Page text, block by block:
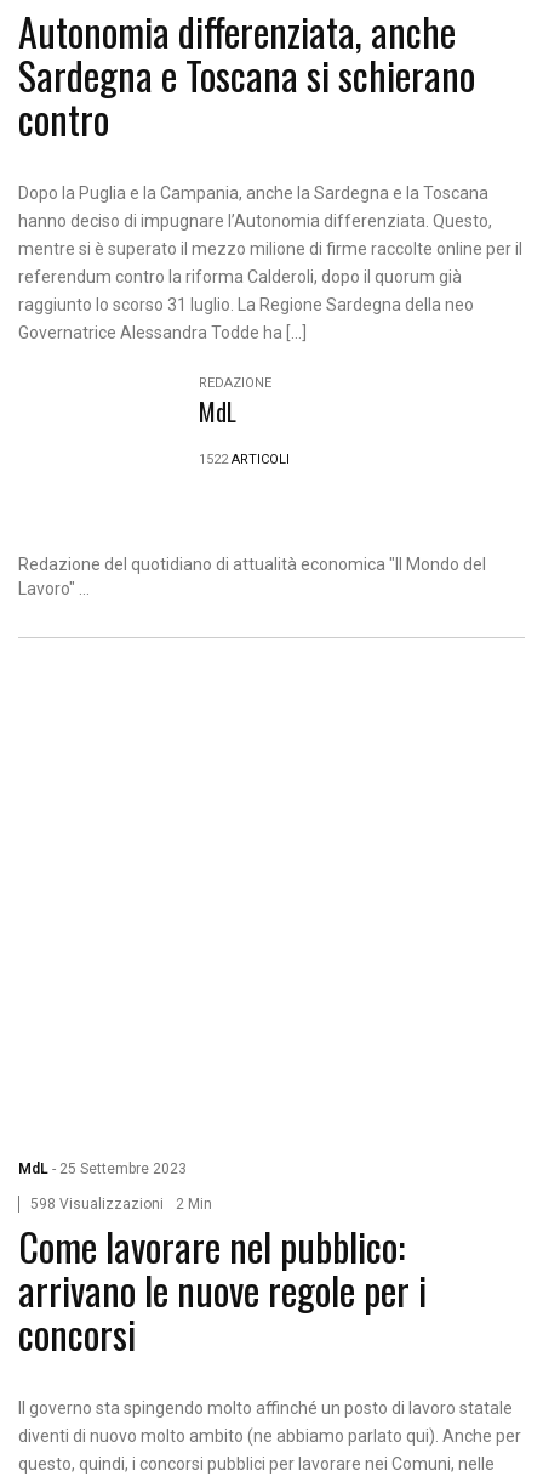
Autonomia differenziata, anche
Sardegna e Toscana si schierano
contro
Dopo la Puglia e la Campania, anche la Sardegna e la Toscana
hanno deciso di impugnare l’Autonomia differenziata. Questo,
mentre si è superato il mezzo milione di firme raccolte online per il
referendum contro la riforma Calderoli, dopo il quorum già
raggiunto lo scorso 31 luglio. La Regione Sardegna della neo
Governatrice Alessandra Todde ha […]
REDAZIONE
MdL
1522ARTICOLI
Redazione del quotidiano di attualità economica "Il Mondo del
Lavoro" ...
MdL - 25 Settembre 2023
598 Visualizzazioni 2 Min
Come lavorare nel pubblico:
arrivano le nuove regole per i
concorsi
Il governo sta spingendo molto affinché un posto di lavoro statale
diventi di nuovo molto ambito (ne abbiamo parlato qui). Anche per
questo, quindi, i concorsi pubblici per lavorare nei Comuni, nelle